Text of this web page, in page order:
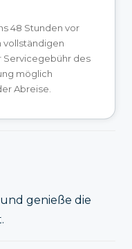
48 Stunden vor
vollständigen
Servicegebühr des
möglich
Abreise.
genieße die